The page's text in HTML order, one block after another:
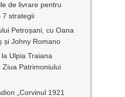
de livrare pentru
7 strategii
Petroșani, cu Oana
și Johny Romano
Ulpia Traiana
Ziua Patrimoniului
„Corvinul 1921